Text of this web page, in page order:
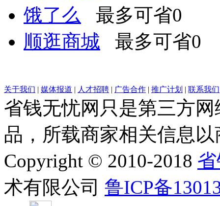
饿了么 最多可省0
顺逛商城 最多可省0
关于我们 | 媒体报道 | 人才招聘 | 广告合作 | 推广计划 | 联系我们
省钱无忧网只是第三方
品，所载商家相关信息
Copyright © 2010-2018
术有限公司 鲁ICP备